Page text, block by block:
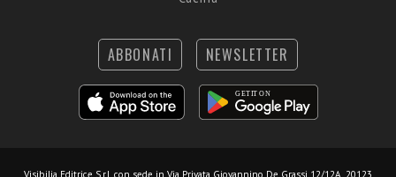
ABBONATI NEWSLETTER